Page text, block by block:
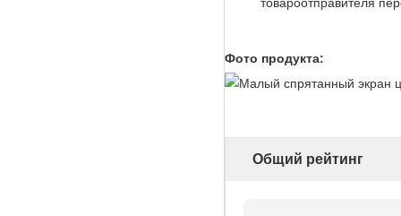
Фото продукта:
Общий рейтинг